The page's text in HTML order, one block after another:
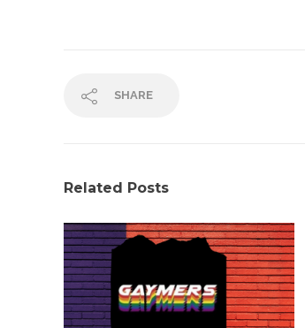
SHARE
Related Posts